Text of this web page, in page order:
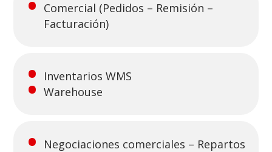
Comercial (Pedidos – Remisión –
Facturación)
Inventarios WMS
Warehouse
Negociaciones comerciales – Repartos